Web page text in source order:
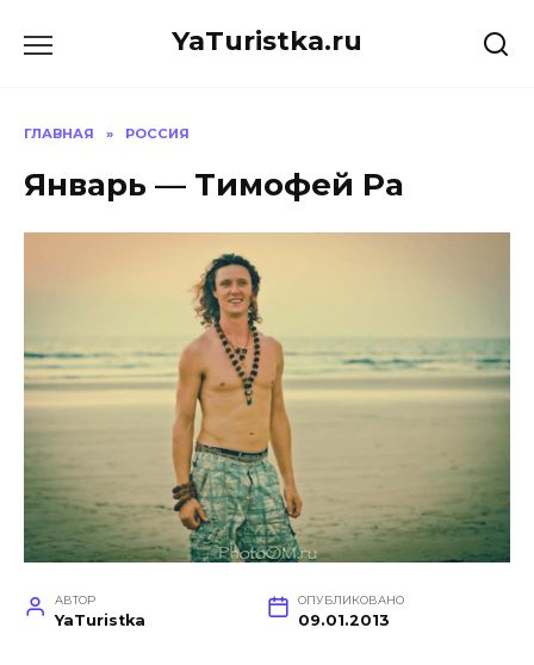
YaTuristka.ru
ГЛАВНАЯ » РОССИЯ
Январь — Тимофей Ра
АВТОР
YaTuristka
ОПУБЛИКОВАНО
09.01.2013